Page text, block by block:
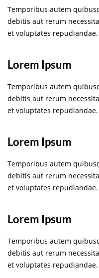
Temporibus autem
debitis aut rerum
et voluptates repudiandae.
Lorem Ipsum
Temporibus autem
debitis aut rerum
et voluptates repudiandae.
Lorem Ipsum
Temporibus autem
debitis aut rerum
et voluptates repudiandae.
Lorem Ipsum
Temporibus autem
debitis aut rerum
et voluptates repudiandae.